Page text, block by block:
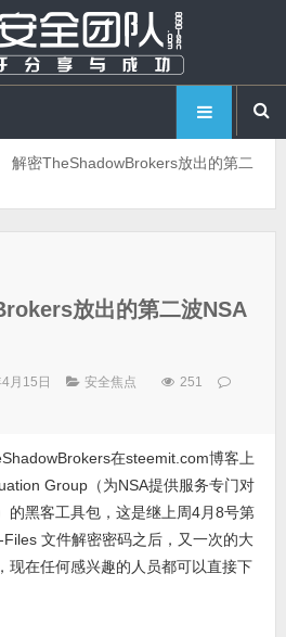
解密TheShadowBrokers放出的第二
放出的第二波NSA
月15日 安全焦点
251
在steemit.com博客上
Group（为NSA提供服务专门对
的黑客工具包，这是继上周4月8号第
文件解密密码之后，又一次的大
现在任何感兴趣的人员都可以直接下